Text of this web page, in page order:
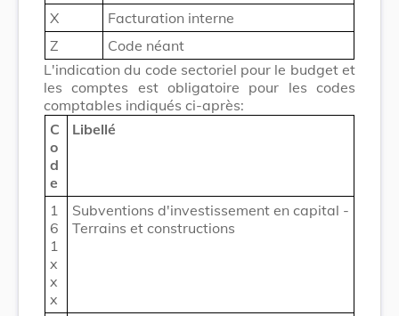
X
Facturation interne
Z
Code néant
L'indication du code sectoriel pour le budget et
les comptes est obligatoire pour les codes
comptables indiqués ci-après:
C
o
d
e
Libellé
1
6
1
x
x
x
Subventions d'investissement en capital -
Terrains et constructions